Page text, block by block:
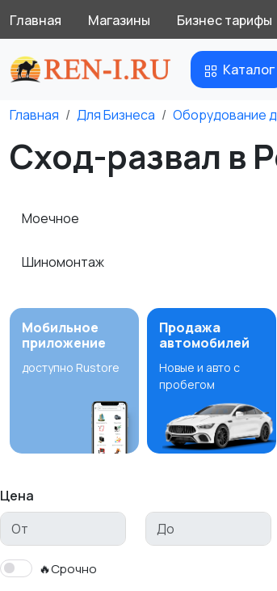
Главная Магазины Бизнес тарифы
Каталог
Главная Для Бизнеса Оборудование
Сход-развал в
Моечное
Шиномонтаж
Мобильное
приложение
доступно Rustore
Продажа
автомобилей
Новые и авто с
пробегом
Цена
🔥Срочно